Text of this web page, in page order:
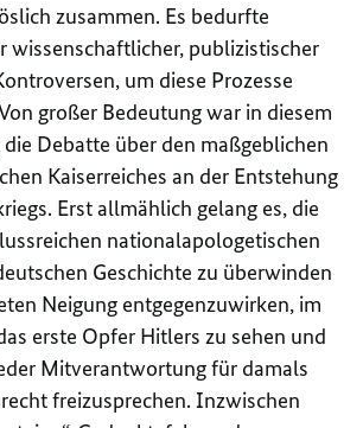
zusammen. Es bedurfte
wissenschaftlicher, publizistischer
um diese Prozesse
großer Bedeutung war in diesem
Debatte über den maßgeblichen
Kaiserreiches an der Entstehung
Erst allmählich gelang es, die
nationalapologetischen
Geschichte zu überwinden
Neigung entgegenzuwirken, im
erste Opfer Hitlers zu sehen und
Mitverantwortung für damals
freizusprechen. Inzwischen